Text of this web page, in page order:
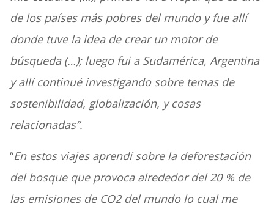
de los países más pobres del mundo y fue allí
donde tuve la idea de crear un motor de
búsqueda (…); luego fui a Sudamérica, Argentina
y allí continué investigando sobre temas de
sostenibilidad, globalización, y cosas
relacionadas”.
“En estos viajes aprendí sobre la deforestación
del bosque que provoca alrededor del 20 % de
las emisiones de CO2 del mundo lo cual me